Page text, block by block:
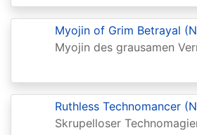
Avacyn
Restored
Baldurs
Commander
Baldurs
Myojin of Grim Betrayal
Myojin des grausamen
Ruthless Technomancer
Skrupelloser